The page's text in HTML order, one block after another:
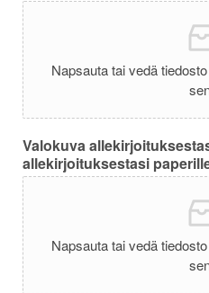
Napsauta tai vedä
Valokuva
allekirjoituksestasi
Napsauta tai vedä